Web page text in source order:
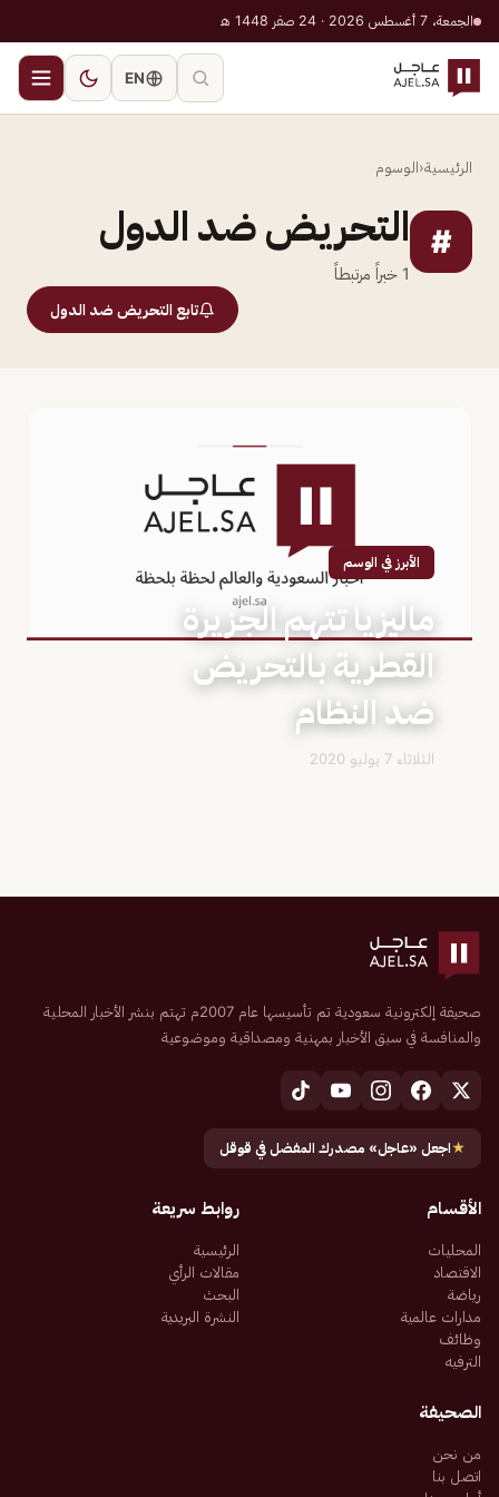
الجمعة، 7 أغسطس 2026 · 24 صفر 1448 هـ
EN
الرئيسية‹الوسوم
# التحريض ضد الدول
1 خبراً مرتبطاً
تابع التحريض ضد الدول
الأبرز في الوسم
ماليزيا تتهم الجزيرة
القطرية بالتحريض
ضد النظام
الثلاثاء 7 يوليو 2020
صحيفة إلكترونية سعودية تم تأسيسها عام 2007م تهتم بنشر الأخبار المحلية
والمنافسة في سبق الأخبار بمهنية ومصداقية وموضوعية
★اجعل «عاجل» مصدرك المفضل في قوقل
الأقسام
المحليات
الاقتصاد
رياضة
مدارات عالمية
وظائف
الترفيه
روابط سريعة
الرئيسية
مقالات الرأي
البحث
النشرة البريدية
الصحيفة
من نحن
اتصل بنا